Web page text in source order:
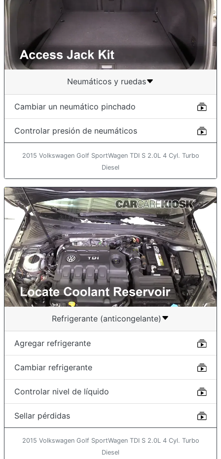
Neumáticos y ruedas
Cambiar un neumático pinchado
Controlar presión de neumáticos
2015 Volkswagen Golf SportWagen TDI S 2.0L 4 Cyl. Turbo
Diesel
Refrigerante (anticongelante)
Agregar refrigerante
Cambiar refrigerante
Controlar nivel de líquido
Sellar pérdidas
2015 Volkswagen Golf SportWagen TDI S 2.0L 4 Cyl. Turbo
Diesel